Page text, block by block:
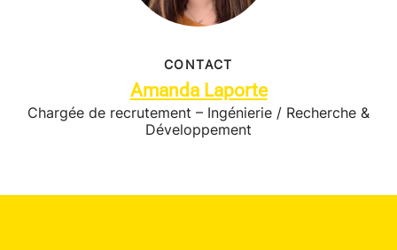
CONTACT
Amanda Laporte
Chargée de recrutement – Ingénierie / Recherche &
Développement